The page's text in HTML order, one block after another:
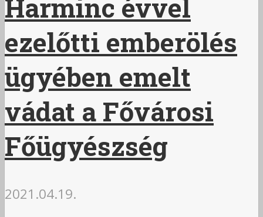
Harminc évvel
ezelőtti emberölés
ügyében emelt
vádat a Fővárosi
Főügyészség
2021.04.19.